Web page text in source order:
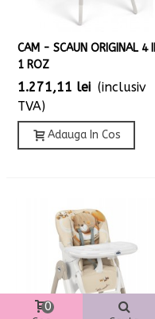
CAM - SCAUN ORIGINAL 4
1 ROZ
1.271,11 lei (inclusiv
TVA)
Adauga In Cos
0